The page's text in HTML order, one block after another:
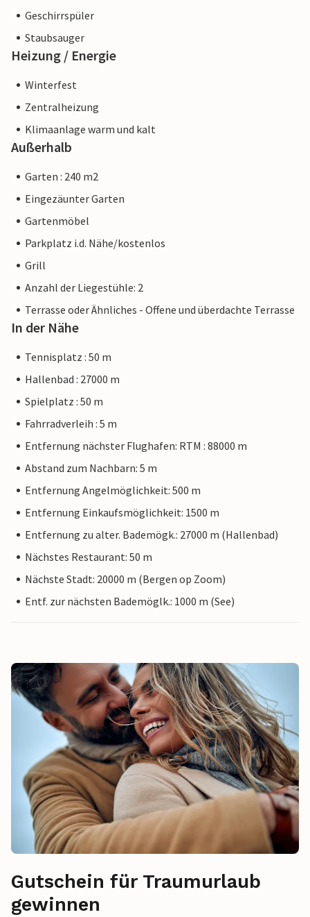
Geschirrspüler
Staubsauger
Heizung / Energie
Winterfest
Zentralheizung
Klimaanlage warm und kalt
Außerhalb
Garten : 240 m2
Eingezäunter Garten
Gartenmöbel
Parkplatz i.d. Nähe/kostenlos
Grill
Anzahl der Liegestühle: 2
Terrasse oder Ähnliches - Offene und überdachte Terrasse
In der Nähe
Tennisplatz : 50 m
Hallenbad : 27000 m
Spielplatz : 50 m
Fahrradverleih : 5 m
Entfernung nächster Flughafen: RTM : 88000 m
Abstand zum Nachbarn: 5 m
Entfernung Angelmöglichkeit: 500 m
Entfernung Einkaufsmöglichkeit: 1500 m
Entfernung zu alter. Bademögk.: 27000 m (Hallenbad)
Nächstes Restaurant: 50 m
Nächste Stadt: 20000 m (Bergen op Zoom)
Entf. zur nächsten Bademöglk.: 1000 m (See)
Gutschein für Traumurlaub
gewinnen